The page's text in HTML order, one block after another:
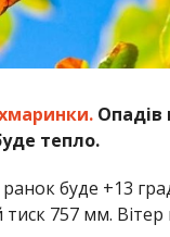
Опадів
тепло.
буде +13
тиск 757 мм.